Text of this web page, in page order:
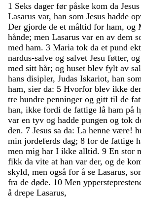
1 Seks dager før påske kom da Jesus
Lasarus var, han som Jesus hadde
Der gjorde de et måltid for ham, og
hånde; men Lasarus var en av dem
med ham. 3 Maria tok da et pund
nardus-salve og salvet Jesu føtter, og
med sitt hår; og huset blev fylt av
hans disipler, Judas Iskariot, han som
ham, sier da: 5 Hvorfor blev ikke
tre hundre penninger og gitt til de
han, ikke fordi de fattige lå ham på
var en tyv og hadde pungen og tok
den. 7 Jesus sa da: La henne være!
min jordeferds dag; 8 for de fattige
men mig har I ikke alltid. 9 En stor
fikk da vite at han var der, og de
skyld, men også for å se Lasarus,
fra de døde. 10 Men
å drepe Lasarus,